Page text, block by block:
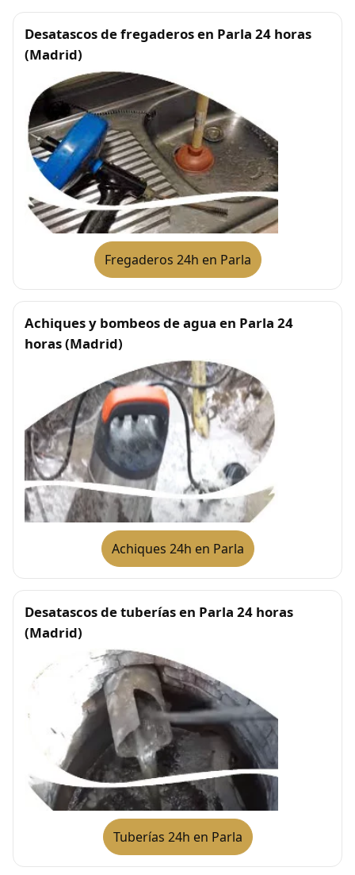
Desatascos de fregaderos en Parla 24 horas
(Madrid)
Fregaderos 24h en Parla
Achiques y bombeos de agua en Parla 24
horas (Madrid)
Achiques 24h en Parla
Desatascos de tuberías en Parla 24 horas
(Madrid)
Tuberías 24h en Parla